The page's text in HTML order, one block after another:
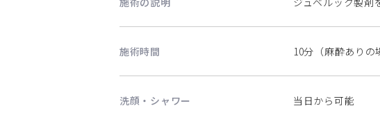
施術時間 10分（麻酔ありの
洗顔・シャワー 当日から可能